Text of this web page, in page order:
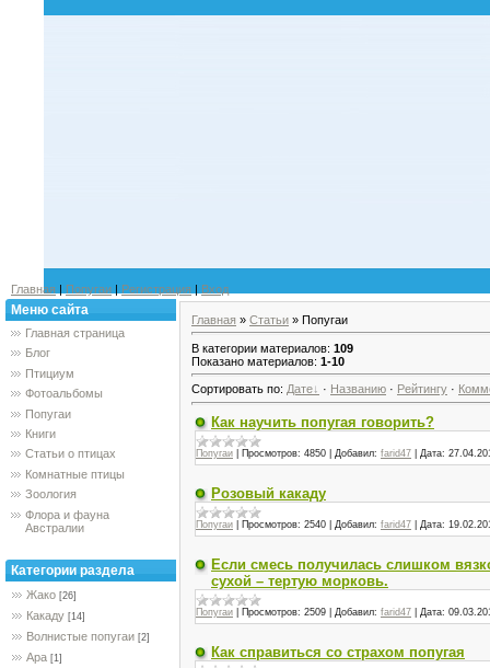
Главная | Попугаи | Регистрация | Вход
Меню сайта
Главная страница
Блог
Птициум
Фотоальбомы
Попугаи
Книги
Статьи о птицах
Комнатные птицы
Зоология
Флора и фауна
Австралии
Категории раздела
Жако [26]
Какаду [14]
Волнистые попугаи [2]
Ара [1]
Главная » Статьи » Попугаи
В категории материалов: 109
Показано материалов: 1-10
Сортировать по: Дате · Названию · Рейтингу ·
Как научить попугая говорить?
Попугаи Просмотров: 4850 Добавил: farid47 Дата:
Розовый какаду
Попугаи Просмотров: 2540 Добавил: farid47 Дата:
Если смесь получилась слишком
сухой – тертую морковь.
Попугаи Просмотров: 2509 Добавил: farid47 Дата:
Как справиться со страхом попугая